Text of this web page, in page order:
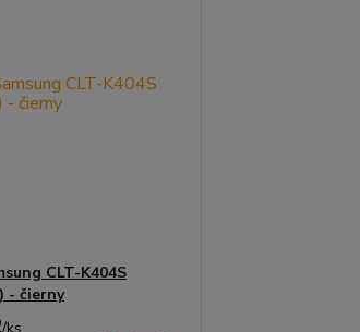
CLT-K404S
- čierny